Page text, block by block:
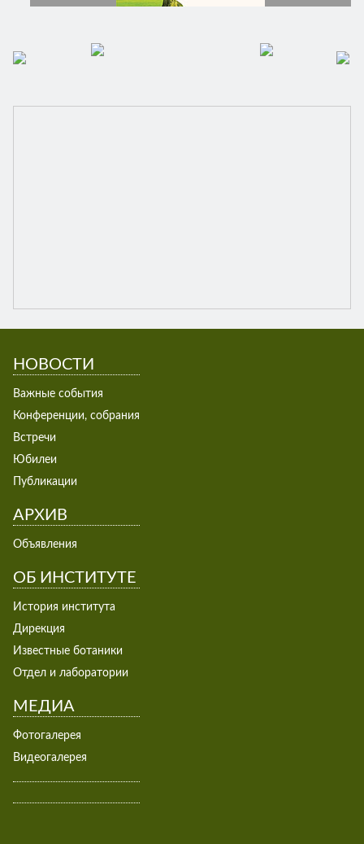
НОВОСТИ
Важные события
Конференции, собрания
Встречи
Юбилеи
Публикации
АРХИВ
Объявления
ОБ ИНСТИТУТЕ
История института
Дирекция
Известные ботаники
Отдел и лаборатории
МЕДИА
Фотогалерея
Видеогалерея